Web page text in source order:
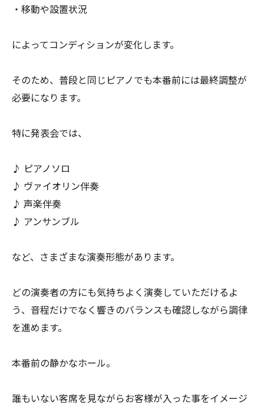
・移動や設置状況
によってコンディションが変化します。
そのため、普段と同じピアノでも本番前には最終調整が
必要になります。
特に発表会では、
♪ ピアノソロ
♪ ヴァイオリン伴奏
♪ 声楽伴奏
♪ アンサンブル
など、さまざまな演奏形態があります。
どの演奏者の方にも気持ちよく演奏していただけるよ
う、音程だけでなく響きのバランスも確認しながら調律
を進めます。
本番前の静かなホール。
誰もいない客席を見ながらお客様が入った事をイメージ